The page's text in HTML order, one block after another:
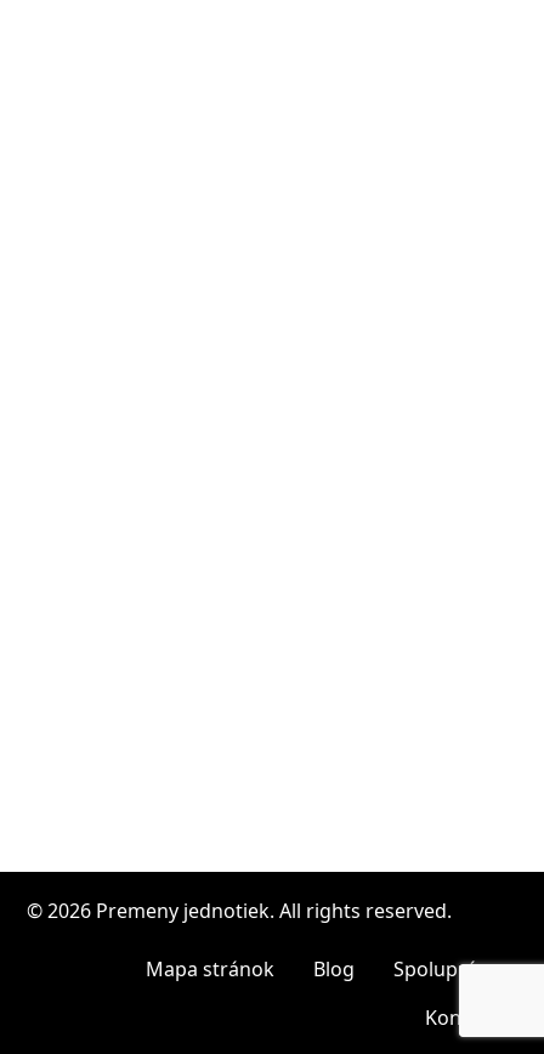
© 2026 Premeny jednotiek. All rights reserved.
Mapa stránok Blog
Spolupráca
Kontakt